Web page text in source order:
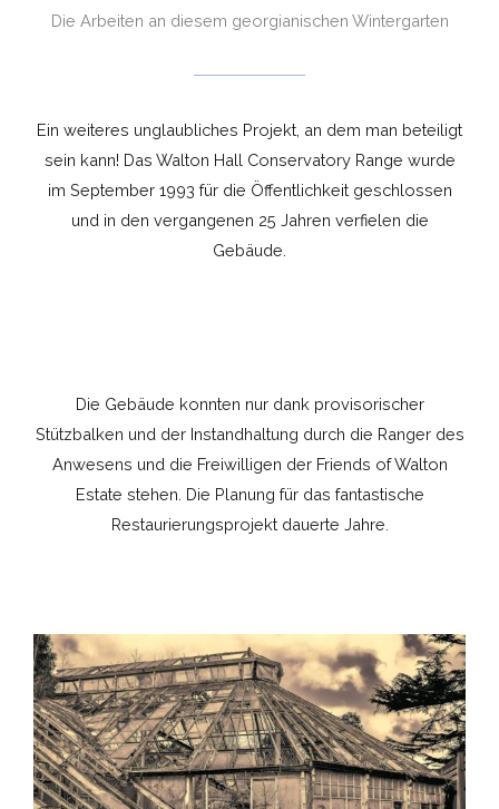
Die Arbeiten an diesem georgianischen Wintergarten
Ein weiteres unglaubliches Projekt, an dem man beteiligt
sein kann! Das Walton Hall Conservatory Range wurde
im September 1993 für die Öffentlichkeit geschlossen
und in den vergangenen 25 Jahren verfielen die
Gebäude.
Die Gebäude konnten nur dank provisorischer
Stützbalken und der Instandhaltung durch die Ranger des
Anwesens und die Freiwilligen der Friends of Walton
Estate stehen. Die Planung für das fantastische
Restaurierungsprojekt dauerte Jahre.